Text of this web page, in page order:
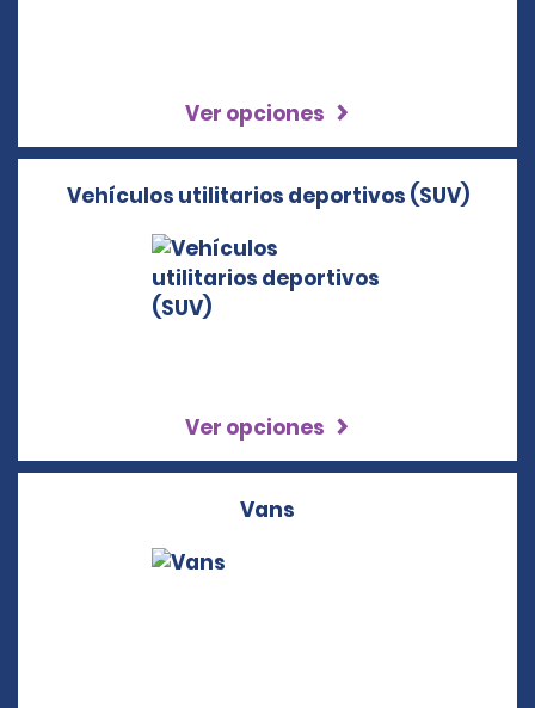
Ver opciones
Vehículos utilitarios deportivos (SUV)
Ver opciones
Vans